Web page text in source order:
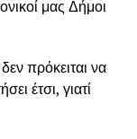
μας Δήμοι
πρόκειται να
έτσι, γιατί